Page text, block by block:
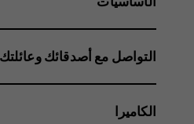
التواصل مع أصدقائك وعائلتك
الكاميرا